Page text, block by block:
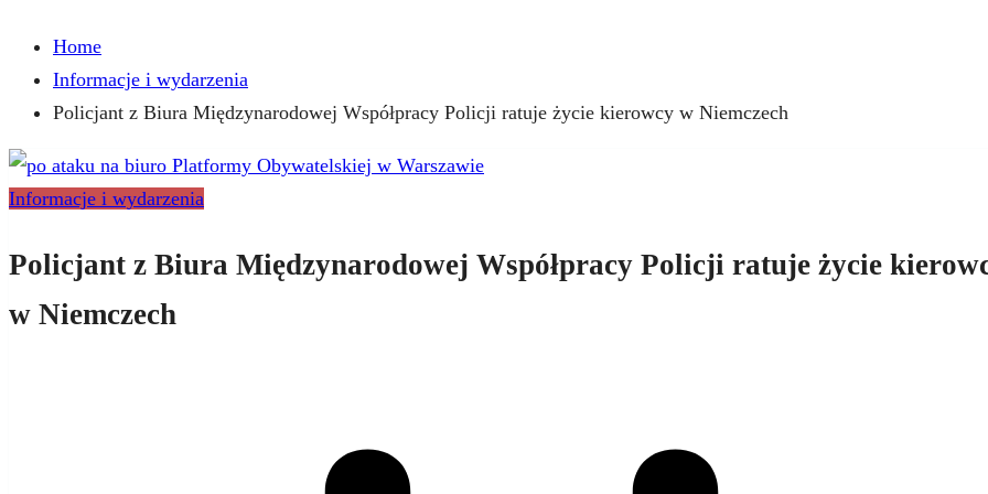
Home
Informacje i wydarzenia
Policjant z Biura Międzynarodowej Współpracy Policji ratuje życie kierowcy w Niemczech
Informacje i wydarzenia
Policjant z Biura Międzynarodowej Współpracy Policji ratuje życie
w Niemczech